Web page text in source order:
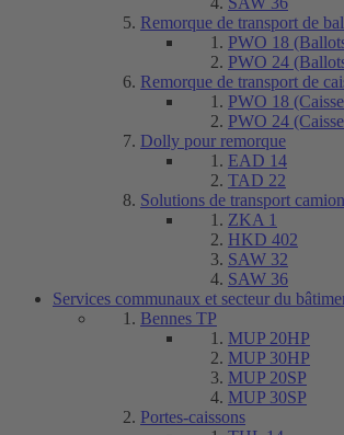
Remorque de transport de
PWO 18
PWO 24
Remorque de transport de
PWO 18
PWO 24
Dolly pour remorque
EAD 14
TAD 22
Solutions de transport camion
ZKA 1
HKD 402
SAW 32
SAW 36
Services communaux et secteur du
Bennes TP
MUP 20HP
MUP 30HP
MUP 20SP
MUP 30SP
Portes-caissons